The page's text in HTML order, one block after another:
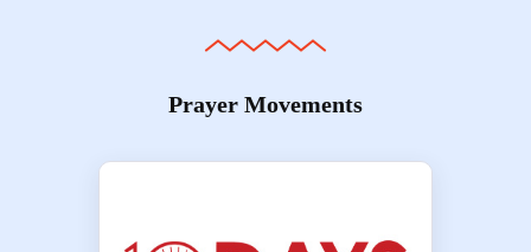
Prayer Movements